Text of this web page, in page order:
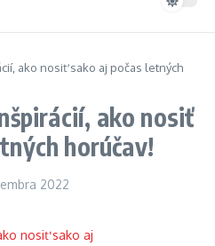
ako nosiť sako aj počas letných
ako nosiť
horúčav!
2022